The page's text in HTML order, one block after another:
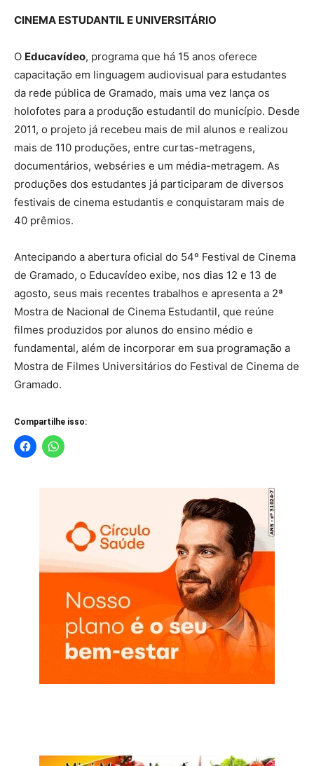
CINEMA ESTUDANTIL E UNIVERSITÁRIO
O Educavídeo, programa que há 15 anos oferece
capacitação em linguagem audiovisual para estudantes
da rede pública de Gramado, mais uma vez lança os
holofotes para a produção estudantil do município. Desde
2011, o projeto já recebeu mais de mil alunos e realizou
mais de 110 produções, entre curtas-metragens,
documentários, webséries e um média-metragem. As
produções dos estudantes já participaram de diversos
festivais de cinema estudantis e conquistaram mais de
40 prêmios.
Antecipando a abertura oficial do 54º Festival de Cinema
de Gramado, o Educavídeo exibe, nos dias 12 e 13 de
agosto, seus mais recentes trabalhos e apresenta a 2ª
Mostra de Nacional de Cinema Estudantil, que reúne
filmes produzidos por alunos do ensino médio e
fundamental, além de incorporar em sua programação a
Mostra de Filmes Universitários do Festival de Cinema de
Gramado.
Compartilhe isso: